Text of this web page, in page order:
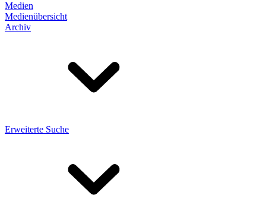
Medien
Medienübersicht
Archiv
Erweiterte Suche